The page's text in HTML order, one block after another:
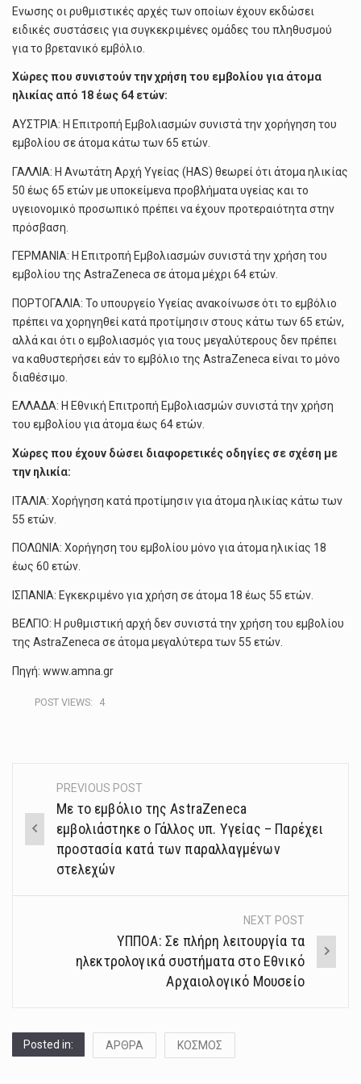
Ενωσης οι ρυθμιστικές αρχές των οποίων έχουν εκδώσει
ειδικές συστάσεις για συγκεκριμένες ομάδες του πληθυσμού
για το βρετανικό εμβόλιο.
Χώρες που συνιστούν την χρήση του εμβολίου για άτομα
ηλικίας από 18 έως 64 ετών:
ΑΥΣΤΡΙΑ: Η Επιτροπή Εμβολιασμών συνιστά την χορήγηση του
εμβολίου σε άτομα κάτω των 65 ετών.
ΓΑΛΛΙΑ: Η Ανωτάτη Αρχή Υγείας (HAS) θεωρεί ότι άτομα ηλικίας
50 έως 65 ετών με υποκείμενα προβλήματα υγείας και το
υγειονομικό προσωπικό πρέπει να έχουν προτεραιότητα στην
πρόσβαση.
ΓΕΡΜΑΝΙΑ: Η Επιτροπή Εμβολιασμών συνιστά την χρήση του
εμβολίου της AstraZeneca σε άτομα μέχρι 64 ετών.
ΠΟΡΤΟΓΑΛΙΑ: Το υπουργείο Υγείας ανακοίνωσε ότι το εμβόλιο
πρέπει να χορηγηθεί κατά προτίμησιν στους κάτω των 65 ετών,
αλλά και ότι ο εμβολιασμός για τους μεγαλύτερους δεν πρέπει
να καθυστερήσει εάν το εμβόλιο της AstraZeneca είναι το μόνο
διαθέσιμο.
ΕΛΛΑΔΑ: Η Εθνική Επιτροπή Εμβολιασμών συνιστά την χρήση
του εμβολίου για άτομα έως 64 ετών.
Χώρες που έχουν δώσει διαφορετικές οδηγίες σε σχέση με
την ηλικία:
ΙΤΑΛΙΑ: Χορήγηση κατά προτίμησιν για άτομα ηλικίας κάτω των
55 ετών.
ΠΟΛΩΝΙΑ: Χορήγηση του εμβολίου μόνο για άτομα ηλικίας 18
έως 60 ετών.
ΙΣΠΑΝΙΑ: Εγκεκριμένο για χρήση σε άτομα 18 έως 55 ετών.
ΒΕΛΓΙΟ: Η ρυθμιστική αρχή δεν συνιστά την χρήση του εμβολίου
της AstraZeneca σε άτομα μεγαλύτερα των 55 ετών.
Πηγή: www.amna.gr
POST VIEWS: 4
Post
navigation
PREVIOUS POST
Με το εμβόλιο της AstraZeneca
εμβολιάστηκε ο Γάλλος υπ. Υγείας – Παρέχει
προστασία κατά των παραλλαγμένων
στελεχών
NEXT POST
ΥΠΠΟΑ: Σε πλήρη λειτουργία τα
ηλεκτρολογικά συστήματα στο Εθνικό
Αρχαιολογικό Μουσείο
Posted in: ΑΡΘΡΑ ΚΟΣΜΟΣ